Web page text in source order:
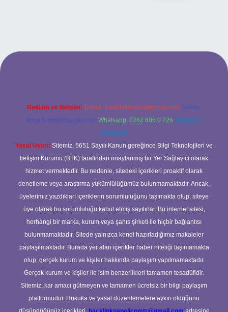
giriş
Reklam ve İletişim: E-mail: backlinkpaneli@gmail.com Teams:
forumhizmeti@gmail.com Whatsapp: 0262 606 0 726 Telegram:
@karabul
Yasal Uyarı: Sitemiz, 5651 Sayılı Kanun gereğince Bilgi Teknolojileri ve
İletişim Kurumu (BTK) tarafından onaylanmış bir Yer Sağlayıcı olarak
hizmet vermektedir. Bu nedenle, sitedeki içerikleri proaktif olarak
denetleme veya araştırma yükümlülüğümüz bulunmamaktadır. Ancak,
üyelerimiz yazdıkları içeriklerin sorumluluğunu taşımakta olup, siteye
üye olarak bu sorumluluğu kabul etmiş sayılırlar. Bu internet sitesi,
herhangi bir marka, kurum veya şahıs şirketi ile hiçbir bağlantısı
bulunmamaktadır. Sitede yalnızca kendi hazırladığımız makaleler
paylaşılmaktadır. Burada yer alan içerikler haber niteliği taşımamakta
olup, gerçek kurum ve kişiler hakkında paylaşım yapılmamaktadır.
Gerçek kurum ve kişiler ile isim benzerlikleri tamamen tesadüfidir.
Sitemiz, kar amacı gütmeyen ve tamamen ücretsiz bir bilgi paylaşım
platformudur. Hukuka ve yasal düzenlemelere aykırı olduğunu